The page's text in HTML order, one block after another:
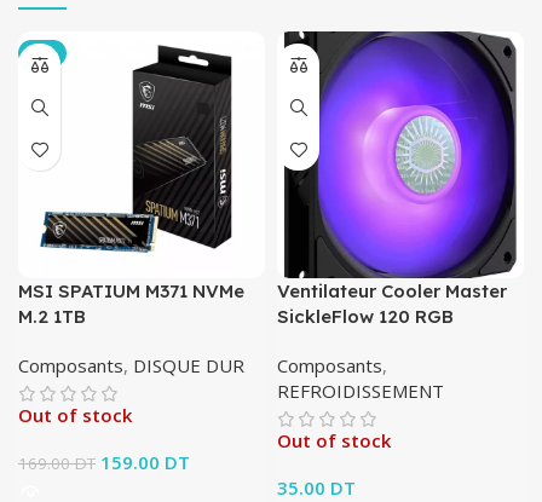
-6%
MSI SPATIUM M371 NVMe
M.2 1TB
Composants, DISQUE DUR
Out of stock
169.00DT Le prix initial était :
159.00 DT
actuel est :
Ventilateur Cooler Master
SickleFlow 120 RGB
Composants,
REFROIDISSEMENT
Out of stock
35.00 DT